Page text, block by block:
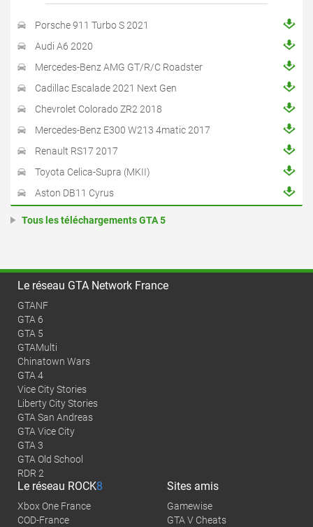
Porsche 911 Turbo S 2021
Audi A6 2020
Mercedes-Benz AMG GT/R/C Roadster
Cadillac Escalade 2021 Next Gen
Chevrolet Colorado ZR2 2018
Mercedes-Benz E300 W213 4matic 2017
Renault RS17 2017
Toyota Celica-Supra (MKII)
Aston DB11 Cyrus
Tous les téléchargements GTA 5
Le réseau GTA Network France
GTANF
GTA 6
GTA 5
GTAMulti
Chinatown Wars
GTA 4
Vice City Stories
Liberty City Stories
GTA San Andreas
GTA Vice City
GTA 3
GTA Old School
RDR 2
Le réseau ROCK8
Xbox One France
COD-France
Sites amis
Gamewise
GTA V Cheats